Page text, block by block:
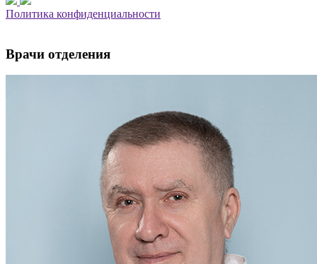
Политика конфиденциальности
Врачи отделения